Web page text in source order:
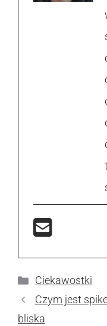
Kategorie
Ciekawostki
Czym jest
bliska